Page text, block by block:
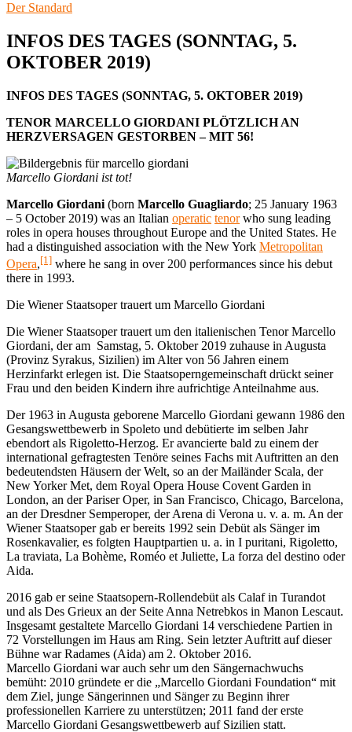
Der Standard
INFOS DES TAGES (SONNTAG, 5.
OKTOBER 2019)
INFOS DES TAGES (SONNTAG, 5. OKTOBER 2019)
TENOR MARCELLO GIORDANI PLÖTZLICH AN
HERZVERSAGEN GESTORBEN – MIT 56!
Marcello Giordani ist tot!
Marcello Giordani (born Marcello Guagliardo; 25 January 1963
– 5 October 2019) was an Italian operatic tenorwho sung leading
roles in opera houses throughout Europe and the United States. He
had a distinguished association with the New York Metropolitan
Opera,[1] where he sang in over 200 performances since his debut
there in 1993.
Die Wiener Staatsoper trauert um Marcello Giordani
Die Wiener Staatsoper trauert um den italienischen Tenor Marcello
Giordani, der am Samstag, 5. Oktober 2019 zuhause in Augusta
(Provinz Syrakus, Sizilien) im Alter von 56 Jahren einem
Herzinfarkt erlegen ist. Die Staatsoperngemeinschaft drückt seiner
Frau und den beiden Kindern ihre aufrichtige Anteilnahme aus.
Der 1963 in Augusta geborene Marcello Giordani gewann 1986 den
Gesangswettbewerb in Spoleto und debütierte im selben Jahr
ebendort als Rigoletto-Herzog. Er avancierte bald zu einem der
international gefragtesten Tenöre seines Fachs mit Auftritten an den
bedeutendsten Häusern der Welt, so an der Mailänder Scala, der
New Yorker Met, dem Royal Opera House Covent Garden in
London, an der Pariser Oper, in San Francisco, Chicago, Barcelona,
an der Dresdner Semperoper, der Arena di Verona u. v. a. m. An der
Wiener Staatsoper gab er bereits 1992 sein Debüt als Sänger im
Rosenkavalier, es folgten Hauptpartien u. a. in I puritani, Rigoletto,
La traviata, La Bohème, Roméo et Juliette, La forza del destino oder
Aida.
2016 gab er seine Staatsopern-Rollendebüt als Calaf in Turandot
und als Des Grieux an der Seite Anna Netrebkos in Manon Lescaut.
Insgesamt gestaltete Marcello Giordani 14 verschiedene Partien in
72 Vorstellungen im Haus am Ring. Sein letzter Auftritt auf dieser
Bühne war Radames (Aida) am 2. Oktober 2016.
Marcello Giordani war auch sehr um den Sängernachwuchs
bemüht: 2010 gründete er die „Marcello Giordani Foundation“ mit
dem Ziel, junge Sängerinnen und Sänger zu Beginn ihrer
professionellen Karriere zu unterstützen; 2011 fand der erste
Marcello Giordani Gesangswettbewerb auf Sizilien statt.